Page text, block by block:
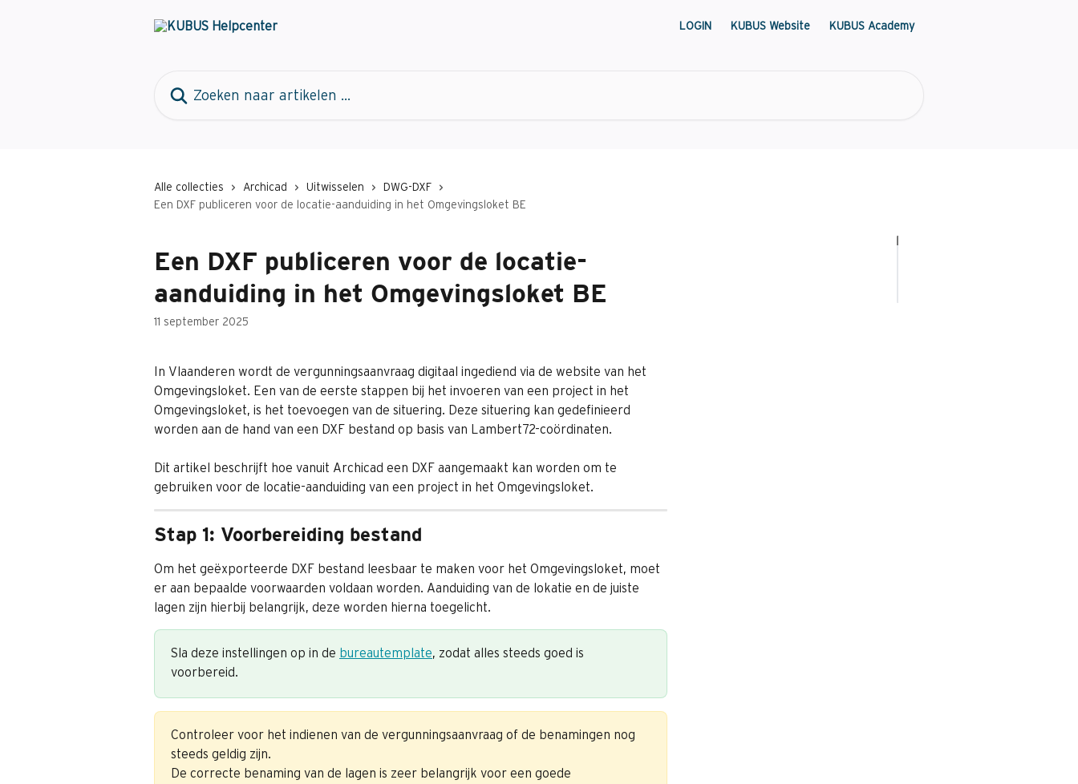
LOGIN KUBUS Website KUBUS Academy
Alle collecties Archicad Uitwisselen
DWG-DXF
Een DXF publiceren voor de locatie-aanduiding in het Omgevingsloket BE
Een DXF publiceren voor de locatie-
aanduiding in het Omgevingsloket BE
11 september 2025
In Vlaanderen wordt de vergunningsaanvraag digitaal ingediend via de website van het
Omgevingsloket. Een van de eerste stappen bij het invoeren van een project in het
Omgevingsloket, is het toevoegen van de situering. Deze situering kan gedefinieerd
worden aan de hand van een DXF bestand op basis van Lambert72-coördinaten.
Dit artikel beschrijft hoe vanuit Archicad een DXF aangemaakt kan worden om te
gebruiken voor de locatie-aanduiding van een project in het Omgevingsloket.
Stap 1: Voorbereiding bestand
Om het geëxporteerde DXF bestand leesbaar te maken voor het Omgevingsloket, moet
er aan bepaalde voorwaarden voldaan worden. Aanduiding van de lokatie en de juiste
lagen zijn hierbij belangrijk, deze worden hierna toegelicht.
Sla deze instellingen op in de bureautemplate, zodat alles steeds goed is
voorbereid.
Controleer voor het indienen van de vergunningsaanvraag of de benamingen nog
steeds geldig zijn.
De correcte benaming van de lagen is zeer belangrijk voor een goede